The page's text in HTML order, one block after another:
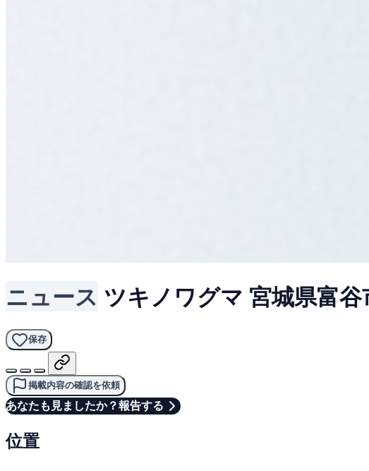
ニュース ツキノワグマ 宮城県富
保存
掲載内容の確認を依頼
あなたも見ましたか？報告する
位置